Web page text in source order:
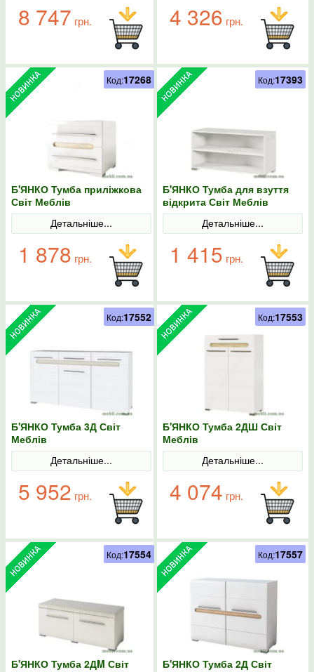
8 747 грн. 4 326 грн.
Б'ЯНКО Тумба приліжкова
Світ Меблів
Детальніше...
1 878 грн.
Код:17268
Б'ЯНКО Тумба для взуття
відкрита Світ Меблів
Детальніше...
1 415 грн.
Код:17393
Б'ЯНКО Тумба 3Д Світ
Меблів
Детальніше...
5 952 грн.
Код:17552
Б'ЯНКО Тумба 2ДШ Світ
Меблів
Детальніше...
4 074 грн.
Код:17553
Б'ЯНКО Тумба 2ДM Світ
Код:17554
Б'ЯНКО Тумба 2Д Світ
Код:17557